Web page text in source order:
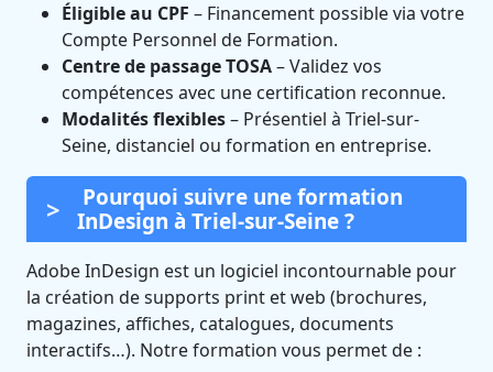
Éligible au CPF – Financement possible via votre
Compte Personnel de Formation.
Centre de passage TOSA– Validez vos
compétences avec une certification reconnue.
Modalités flexibles– Présentiel à Triel-sur-
Seine, distanciel ou formation en entreprise.
Pourquoi suivre une formation
InDesign à Triel-sur-Seine ?
Adobe InDesign est un logiciel incontournable pour
la création de supports print et web (brochures,
magazines, affiches, catalogues, documents
interactifs…). Notre formation vous permet de :